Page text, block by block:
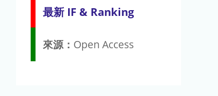
最新 IF & Ranking
來源： Open Access